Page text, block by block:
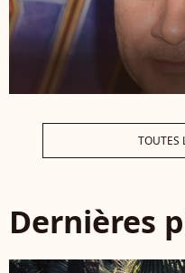
TOUTES
Dernières